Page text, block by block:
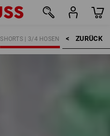
ZURÜCK    >
SHORTS | 3/4 HOSEN